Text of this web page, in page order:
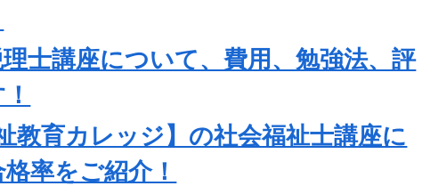
理士講座について、費用、勉強法、評
教育カレッジ】の社会福祉士講座に
率をご紹介！